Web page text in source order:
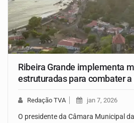
Ribeira Grande implementa
estruturadas para combater
Redação TVA jan 7, 2026
O presidente da Câmara Municipal